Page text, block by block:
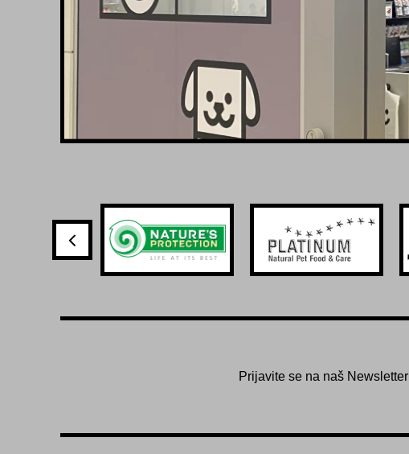
Prijavite se na naš Newsletter